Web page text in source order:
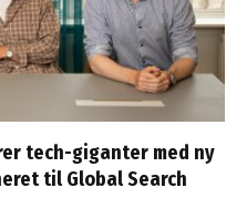
tech-giganter med ny
til Global Search